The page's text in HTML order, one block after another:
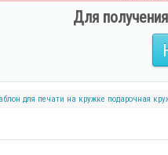
Для
для печати на кружке подарочная